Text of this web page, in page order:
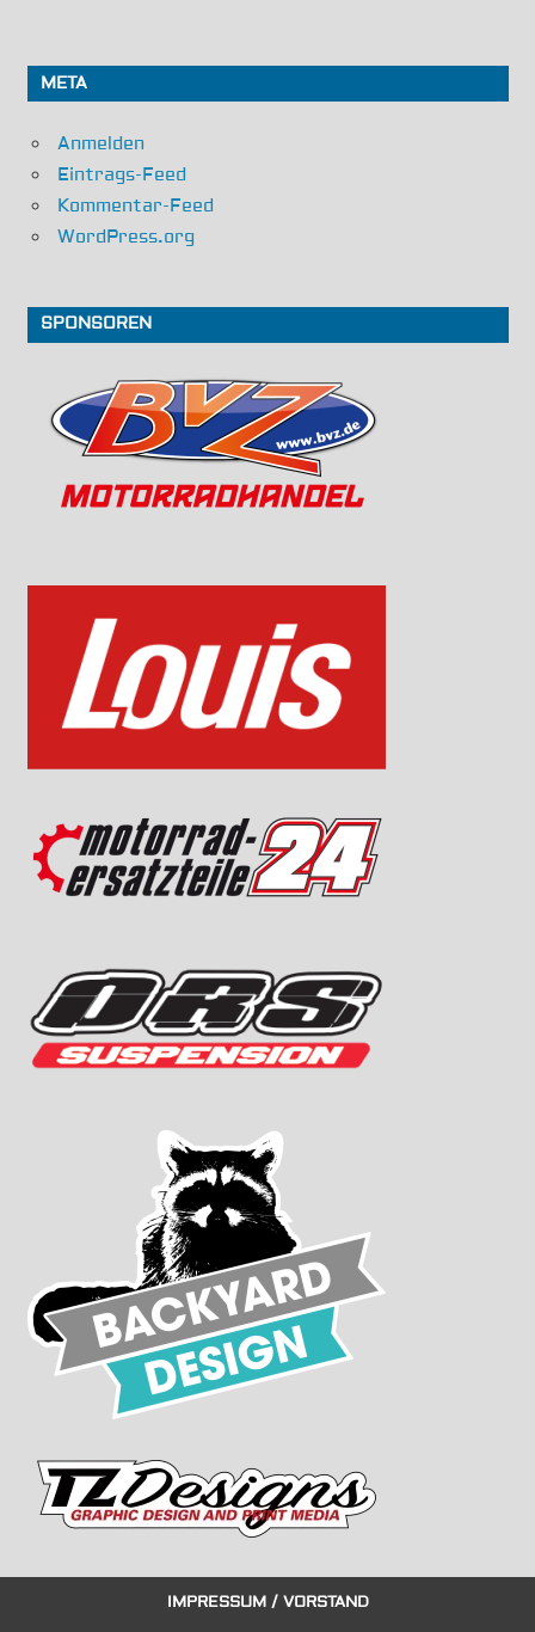
META
Anmelden
Eintrags-Feed
Kommentar-Feed
WordPress.org
SPONSOREN
IMPRESSUM / VORSTAND